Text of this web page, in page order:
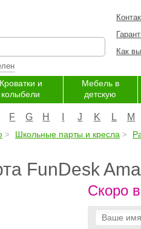
Как
Кроватки и
колыбели
Мебель в
детскую
F G H J K L M
Школьные парты и кресла
FunDesk
Скоро